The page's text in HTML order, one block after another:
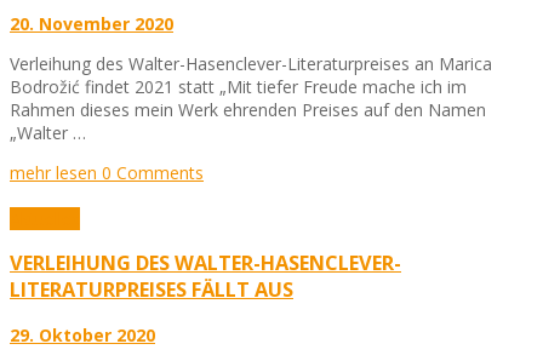
20. November 2020
Verleihung des Walter-Hasenclever-Literaturpreises an Marica
Bodrožić findet 2021 statt „Mit tiefer Freude mache ich im
Rahmen dieses mein Werk ehrenden Preises auf den Namen
„Walter …
mehr lesen 0 Comments
VERLEIHUNG DES WALTER-HASENCLEVER-
LITERATURPREISES FÄLLT AUS
29. Oktober 2020